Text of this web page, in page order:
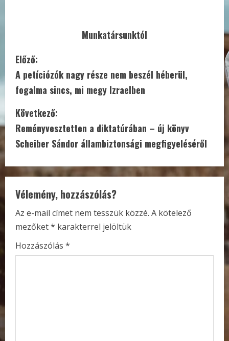
Munkatársunktól
C
o
n
t
i
n
u
e
R
e
Előző:
A petíciózók nagy része nem beszél héberül,
fogalma sincs, mi megy Izraelben
Következő:
Reményvesztetten a diktatúrában – új könyv
Scheiber Sándor állambiztonsági megfigyeléséről
Vélemény, hozzászólás?
Az e-mail címet nem tesszük közzé. A kötelező
mezőket* karakterrel jelöltük
Hozzászólás *